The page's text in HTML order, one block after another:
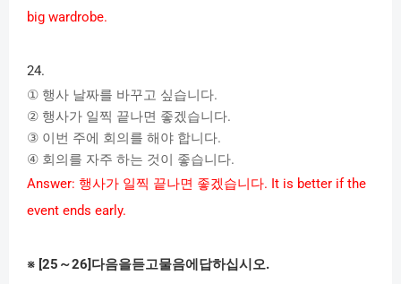
big wardrobe.
24.
① 행사 날짜를 바꾸고 싶습니다.
② 행사가 일찍 끝나면 좋겠습니다.
③ 이번 주에 회의를 해야 합니다.
④ 회의를 자주 하는 것이 좋습니다.
Answer: 행사가 일찍 끝나면 좋겠습니다. It is better if the
event ends early.
※ [25 ～26] 다음을듣고물음에답하십시오.